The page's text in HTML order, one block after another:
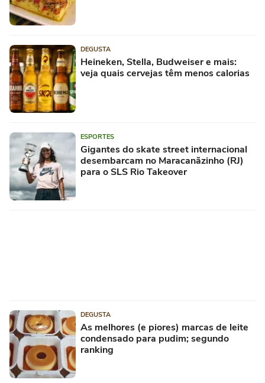
DEGUSTA
Heineken, Stella, Budweiser e mais:
veja quais cervejas têm menos calorias
ESPORTES
Gigantes do skate street internacional
desembarcam no Maracanãzinho (RJ)
para o SLS Rio Takeover
DEGUSTA
As melhores (e piores) marcas de leite
condensado para pudim; segundo
ranking